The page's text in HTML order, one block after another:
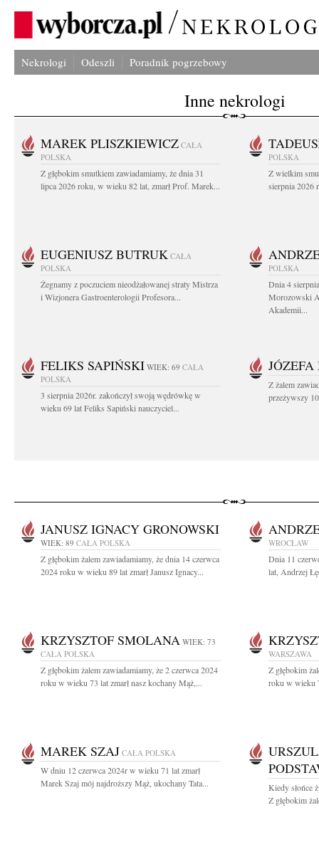
Nekrologi Odeszli Poradnik pogrzebowy
Inne nekrologi
MAREK PLISZKIEWICZ CAŁA
POLSKA
Z głębokim smutkiem zawiadamiamy, że dnia 31
lipca 2026 roku, w wieku 82 lat, zmarł Prof. Marek...
POLSKA
Z wielkim
sierpnia 2026
EUGENIUSZ BUTRUK CAŁA
POLSKA
Żegnamy z poczuciem nieodżałowanej straty Mistrza
i Wizjonera Gastroenterologii Profesora...
POLSKA
Dnia 4
Morozowski
Akademii...
FELIKS SAPIŃSKI WIEK: 69 CAŁA
POLSKA
3 sierpnia 2026r. zakończył swoją wędrówkę w
wieku 69 lat Feliks Sapiński nauczyciel...
Z żalem
przeżywszy
JANUSZ IGNACY GRONOWSKI
WIEK: 89 CAŁA POLSKA
Z głębokim żalem zawiadamiamy, że dnia 14 czerwca
2024 roku w wieku 89 lat zmarł Janusz Ignacy...
WROCŁAW
Dnia 11
lat, Andrzej
KRZYSZTOF SMOLANA WIEK: 73
CAŁA POLSKA
Z głębokim żalem zawiadamiamy, że 2 czerwca 2024
roku w wieku 73 lat zmarł nasz kochany Mąż,...
WARSZAWA
Z głębokim
roku w wieku
MAREK SZAJ CAŁA POLSKA
W dniu 12 czerwca 2024r w wieku 71 lat zmarł
Marek Szaj mój najdroższy Mąż, ukochany Tata...
Kiedy słońce
Z głębokim